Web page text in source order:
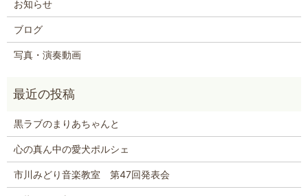
お知らせ
ブログ
写真・演奏動画
黒ラブのまりあちゃんと
心の真ん中の愛犬ポルシェ
市川みどり音楽教室 第47回発表会